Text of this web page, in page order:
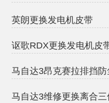
英朗更换发电机皮带
讴歌RDX更换发电机皮
马自达3昂克赛拉排挡
马自达3维修更换离合三